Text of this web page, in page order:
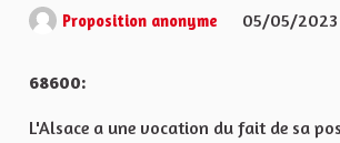
Proposition anonyme
05/05/2023
68600:
L'Alsace a une vocation du fait de sa